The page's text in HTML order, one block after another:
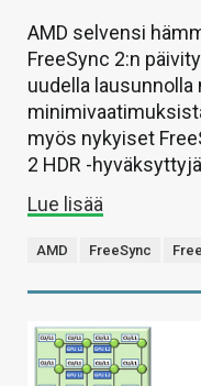
AMD selvensi
FreeSync 2:n
uudella
myös nykyiset
2 HDR -
Lue lisää
AMD FreeSync